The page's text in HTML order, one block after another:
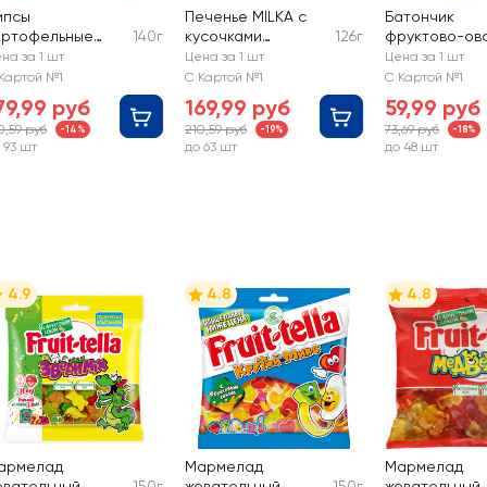
Молодой
лук
140г
за 1 шт
№1
руб
руб -14%
93 шт
Печенье MILKA с
кусочками
молочного
шоколада
126г
Цена за 1 шт
С Картой №1
169,99 руб
210,59 руб -19%
до 63 шт
Батончик
фруктово-
TAKE A BITEY
Клубника,
Цена за 1 шт
С Картой №1
59,99 руб
73,69 руб -18%
до 48 шт
4.9 4.8
Мармелад
4.8
Мармелад